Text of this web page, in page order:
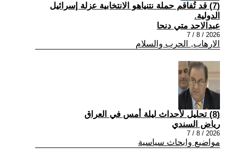
(7) قد تُفاقم حملة نتنياهو الانتخابية عزلة إسرائيل
الدولية.
عبدالاحد متي دنحا
2026 / 8 / 7
الارهاب, الحرب والسلام
(8) تحليل لأحداث ليلة أمس في العراق
رياض السندي
2026 / 8 / 7
مواضيع وابحاث سياسية